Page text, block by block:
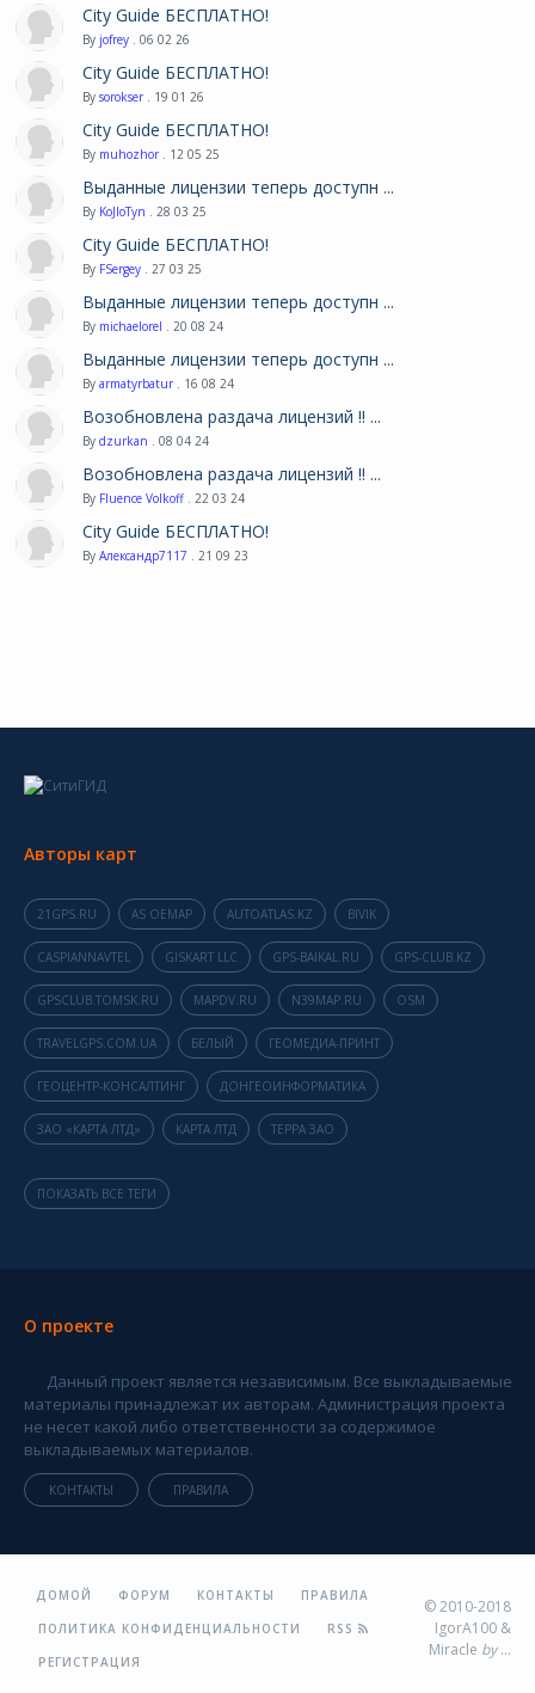
City Guide БЕСПЛАТНО!
By jofrey . 06 02 26
City Guide БЕСПЛАТНО!
By sorokser . 19 01 26
City Guide БЕСПЛАТНО!
By muhozhor . 12 05 25
Выданные лицензии теперь доступн ...
By KoJIoTyn . 28 03 25
City Guide БЕСПЛАТНО!
By FSergey . 27 03 25
Выданные лицензии теперь доступн ...
By michaelorel . 20 08 24
Выданные лицензии теперь доступн ...
By armatyrbatur . 16 08 24
Возобновлена раздача лицензий !! ...
By dzurkan . 08 04 24
Возобновлена раздача лицензий !! ...
By Fluence Volkoff . 22 03 24
City Guide БЕСПЛАТНО!
By Александр7117 . 21 09 23
Авторы карт
21GPS.RU AS OEMAP AUTOATLAS.KZ BIVIK
CASPIANNAVTEL GISKART LLC GPS-BAIKAL.RU GPS-CLUB.KZ
GPSCLUB.TOMSK.RU MAPDV.RU N39MAP.RU OSM
TRAVELGPS.COM.UA БЕЛЫЙ ГЕОМЕДИА-ПРИНТ
ГЕОЦЕНТР-КОНСАЛТИНГ ДОНГЕОИНФОРМАТИКА
ЗАО «КАРТА ЛТД» КАРТА ЛТД ТЕРРА ЗАО
ПОКАЗАТЬ ВСЕ ТЕГИ
О проекте
Данный проект является независимым. Все выкладываемые
материалы принадлежат их авторам. Администрация проекта
не несет какой либо ответственности за содержимое
выкладываемых материалов.
КОНТАКТЫ ПРАВИЛА
ДОМОЙ ФОРУМ КОНТАКТЫ
ПРАВИЛА
ПОЛИТИКА КОНФИДЕНЦИАЛЬНОСТИ
RSS
РЕГИСТРАЦИЯ
© 2010-2018
IgorA100 &
Miracle by...